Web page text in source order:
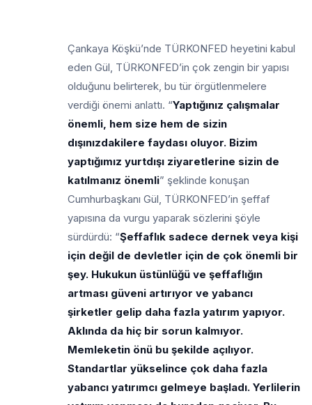
Çankaya Köşkü’nde TÜRKONFED heyetini kabul
eden Gül, TÜRKONFED’in çok zengin bir yapısı
olduğunu belirterek, bu tür örgütlenmelere
verdiği önemi anlattı. “Yaptığınız çalışmalar
önemli, hem size hem de sizin
dışınızdakilere faydası oluyor. Bizim
yaptığımız yurtdışı ziyaretlerine sizin de
katılmanız önemli” şeklinde konuşan
Cumhurbaşkanı Gül, TÜRKONFED’in şeffaf
yapısına da vurgu yaparak sözlerini şöyle
sürdürdü: “Şeffaflık sadece dernek veya kişi
için değil de devletler için de çok önemli bir
şey. Hukukun üstünlüğü ve şeffaflığın
artması güveni artırıyor ve yabancı
şirketler gelip daha fazla yatırım yapıyor.
Aklında da hiç bir sorun kalmıyor.
Memleketin önü bu şekilde açılıyor.
Standartlar yükselince çok daha fazla
yabancı yatırımcı gelmeye başladı. Yerlilerin